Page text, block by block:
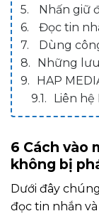
Nhấn giữ đoạn
Đọc tin nhắn
Dùng công cụ
Những lưu ý khi
HAP MEDIA
Liên hệ
6 Cách vào
không bị
Dưới đây
đọc tin nhắn